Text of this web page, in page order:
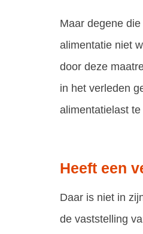
Maar degene
alimentatie niet
door deze
in het verleden
alimentatielast
Heeft een
Daar is niet in
de vaststelling